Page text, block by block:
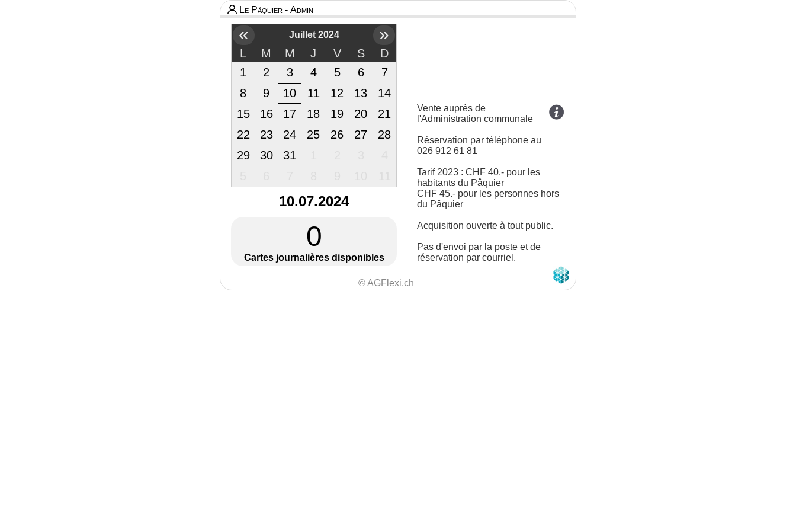
Le Pâquier - Admin
« Juillet 2024 »
L M M J V S
D
1
2 3 4 5 6
7
8
9 10 11 12 13
14
15
16 17 18 19 20
21
22
23 24 25 26 27
28
29
30 31
10.07.2024
0
Cartes journalières disponibles
Vente auprès de
l'Administration communale
Réservation par téléphone au
026 912 61 81
Tarif 2023 : CHF 40.- pour les
habitants du Pâquier
CHF 45.- pour les personnes hors
du Pâquier
Acquisition ouverte à tout public.
Pas d'envoi par la poste et de
réservation par courriel.
© AGFlexi.ch